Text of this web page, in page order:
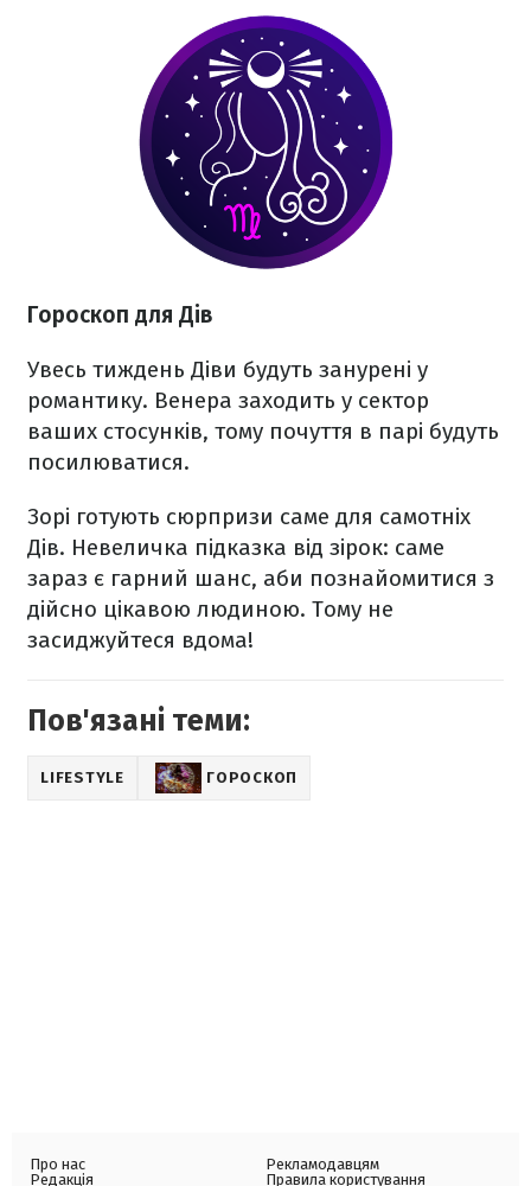
Гороскоп для Дів
Увесь тиждень Діви будуть занурені у
романтику. Венера заходить у сектор
ваших стосунків, тому почуття в парі будуть
посилюватися.
Зорі готують сюрпризи саме для самотніх
Дів. Невеличка підказка від зірок: саме
зараз є гарний шанс, аби познайомитися з
дійсно цікавою людиною. Тому не
засиджуйтеся вдома!
Пов'язані теми:
LIFESTYLE ГОРОСКОП
Про нас
Редакція
Рекламодавцям
Правила користування